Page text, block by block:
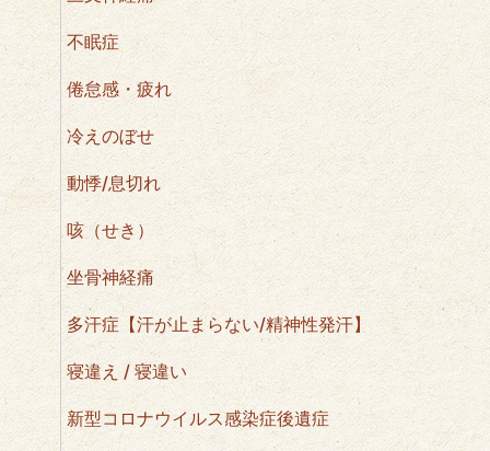
不眠症
倦怠感・疲れ
冷えのぼせ
動悸/息切れ
咳（せき）
坐骨神経痛
多汗症【汗が止まらない/精神性発汗】
寝違え / 寝違い
新型コロナウイルス感染症後遺症